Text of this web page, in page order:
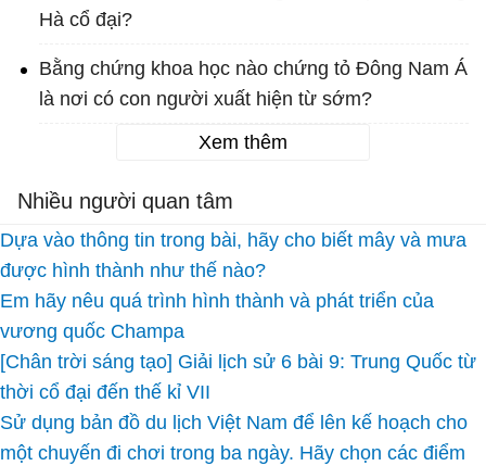
Hà cổ đại?
Bằng chứng khoa học nào chứng tỏ Đông Nam Á
là nơi có con người xuất hiện từ sớm?
Xem thêm
Nhiều người quan tâm
Dựa vào thông tin trong bài, hãy cho biết mây và mưa
được hình thành như thế nào?
Em hãy nêu quá trình hình thành và phát triển của
vương quốc Champa
[Chân trời sáng tạo] Giải lịch sử 6 bài 9: Trung Quốc từ
thời cổ đại đến thế kỉ VII
Sử dụng bản đồ du lịch Việt Nam để lên kế hoạch cho
một chuyến đi chơi trong ba ngày. Hãy chọn các điểm